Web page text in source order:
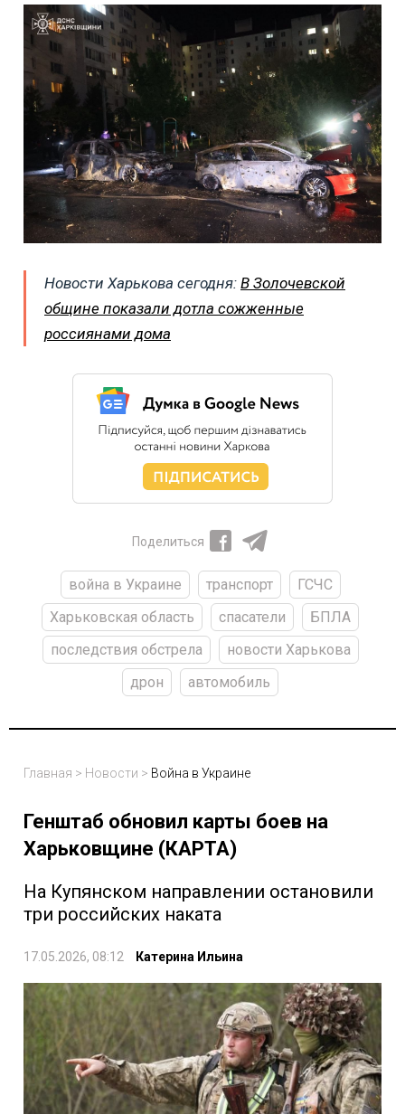
Новости Харькова сегодня: В Золочевской
общине показали дотла сожженные
россиянами дома
Поделиться
война в Украине транспорт
ГСЧС
Харьковская область
спасатели
БПЛА
последствия обстрела
новости Харькова
дрон
автомобиль
Главная > Новости > Война в Украине
Генштаб обновил карты боев на
Харьковщине (КАРТА)
На Купянском направлении остановили
три российских наката
17.05.2026, 08:12 Катерина Ильина